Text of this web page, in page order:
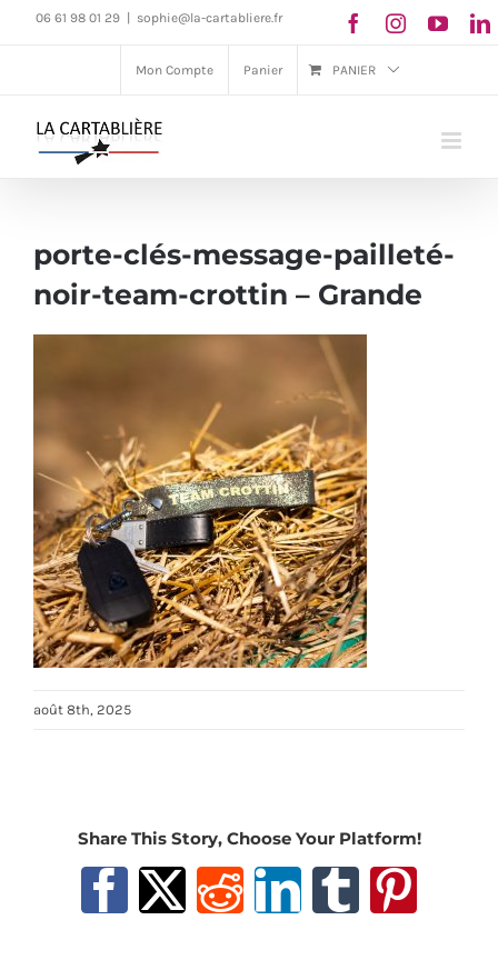
Passer06 61 98 01 29 sophie@la-cartabliere.fr
Mon Compte Panier PANIER
porte-clés-message-pailleté-
noir-team-crottin – Grande
août 8th, 2025
Share This Story, Choose Your Platform!
Facebook
X RedditLinkedIn
Tumblr